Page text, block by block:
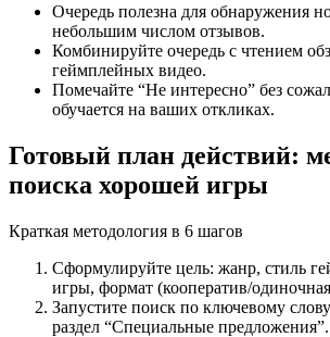
Очередь полезна для обнаружения
небольшим числом отзывов.
Комбинируйте очередь с чтением
геймплейных видео.
Помечайте “Не интересно” без
обучается на ваших откликах.
Готовый план действий:
поиска хорошей игры
Краткая методология в 6 шагов
Сформулируйте цель: жанр, стиль
игры, формат (кооператив/
Запустите поиск по ключевому
раздел “Специальные предложения”.